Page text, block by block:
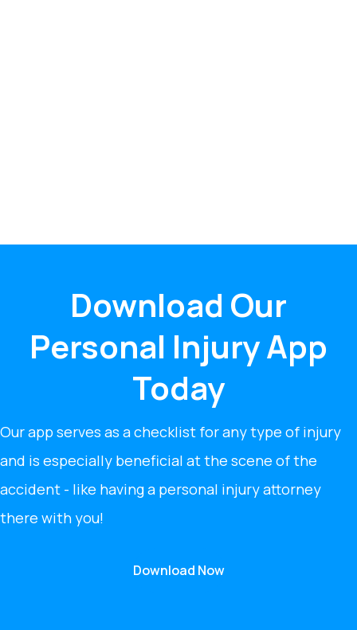
Download Our
Personal Injury App
Today
Our app serves as a checklist for any type of injury
and is especially beneficial at the scene of the
accident - like having a personal injury attorney
there with you!
Download Now